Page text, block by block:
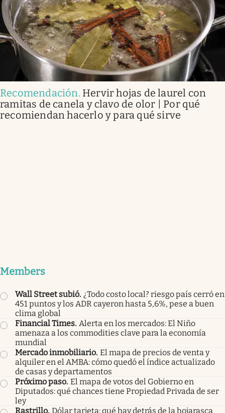
Recomendación. Hervir hojas de laurel con
ramitas de canela y clavo de olor | Por qué
recomiendan hacerlo y para qué sirve
Members
Wall Street subió. ¿Todo costo local? riesgo país cerró en
451 puntos y los ADR cayeron hasta 5,6%, pese a buen
clima global
Financial Times. Alerta en los mercados: El Niño
amenaza a los commodities clave para la economía
mundial
Mercado inmobiliario. El mapa de precios de venta y
alquiler en el AMBA: cómo quedó el índice actualizado
de casas y departamentos
Próximo paso. El mapa de votos del Gobierno en
Diputados: qué chances tiene Propiedad Privada de ser
ley
Rastrillo. Dólar tarjeta: qué hay detrás de la hojarasca